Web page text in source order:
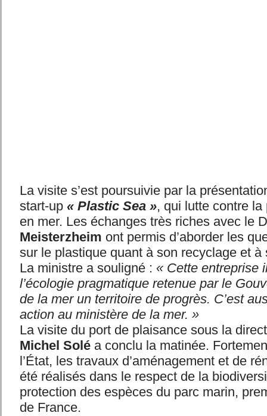
La visite s’est poursuivie par la
start-up « Plastic Sea », qui lutte contre
en mer. Les échanges très riches avec le
Meisterzheim ont permis d’aborder les
sur le plastique quant à son recyclage et à
La ministre a souligné : « Cette entreprise
l’écologie pragmatique retenue par le
de la mer un territoire de progrès. C’est
action au ministère de la mer. »
La visite du port de plaisance sous la
Michel Soléa conclu la matinée.
l’État, les travaux d’aménagement et de
été réalisés dans le respect de la
protection des espèces du parc marin,
de France.